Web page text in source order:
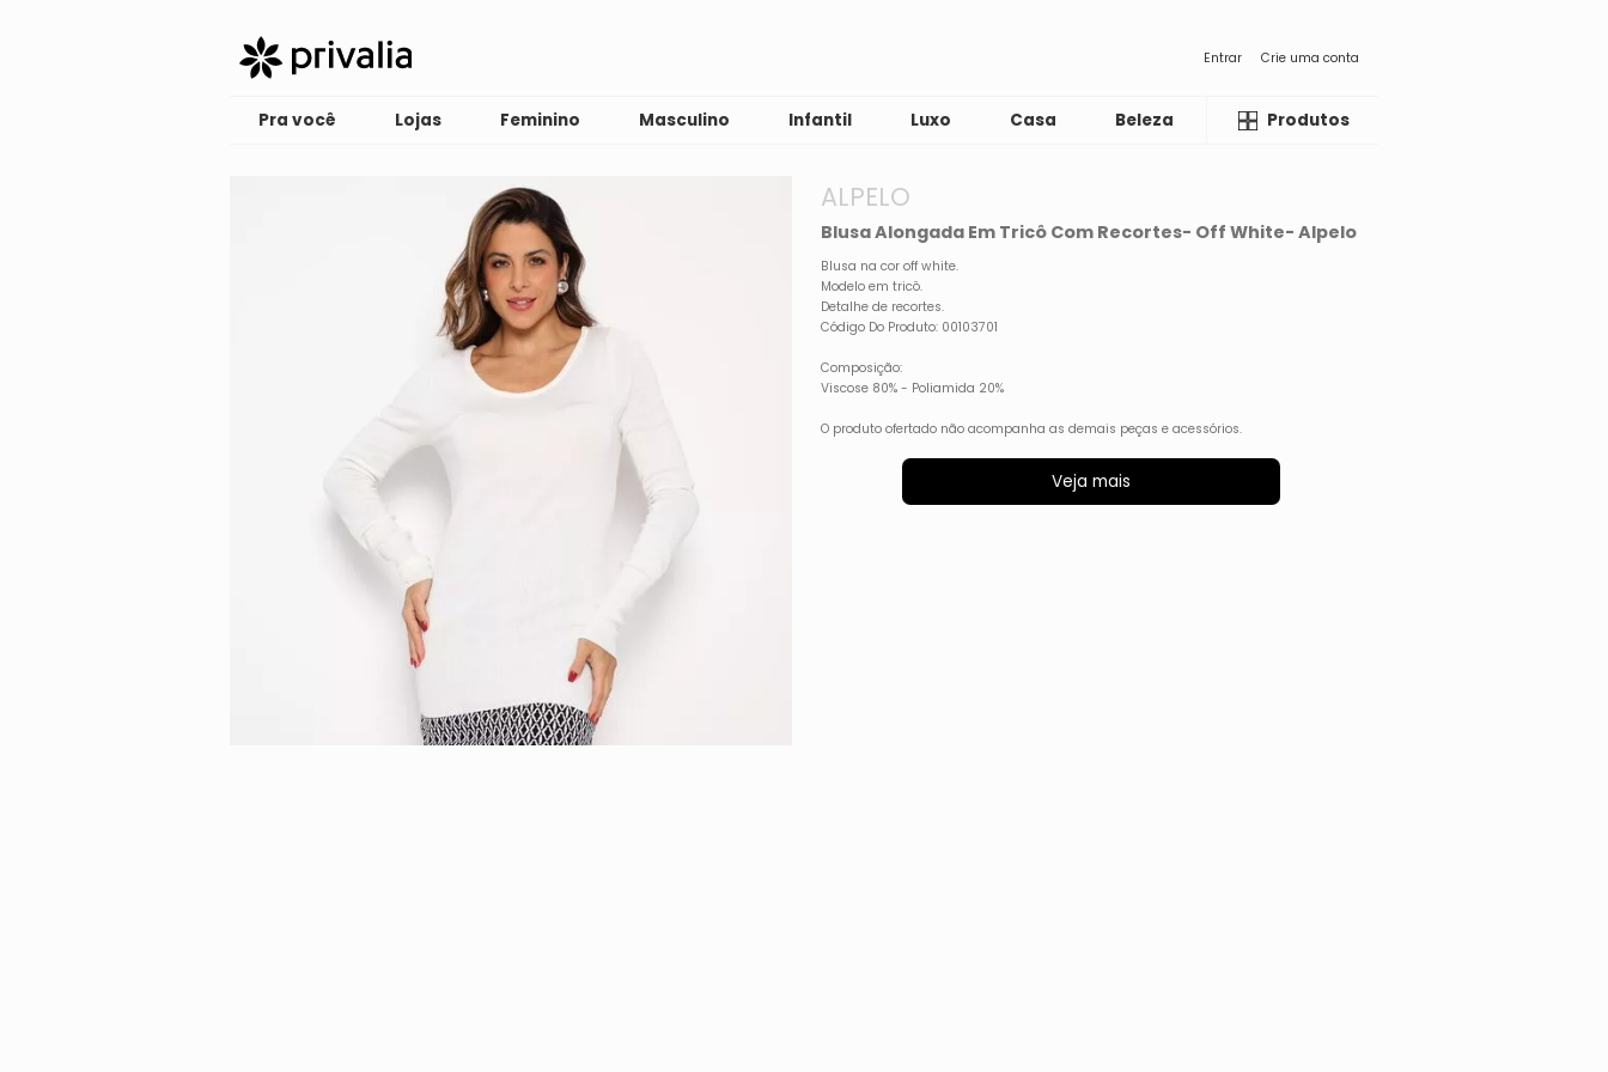
Entrar Crie uma conta
Pra você Lojas Feminino Masculino Infantil Luxo Casa Beleza LiquidaProdutos
ALPELO
Blusa Alongada Em Tricô Com Recortes- Off White- Alpelo
Blusa na cor off white.
Modelo em tricô.
Detalhe de recortes.
Código Do Produto: 00103701
Composição:
Viscose 80% - Poliamida 20%
O produto ofertado não acompanha as demais peças e acessórios.
Veja mais